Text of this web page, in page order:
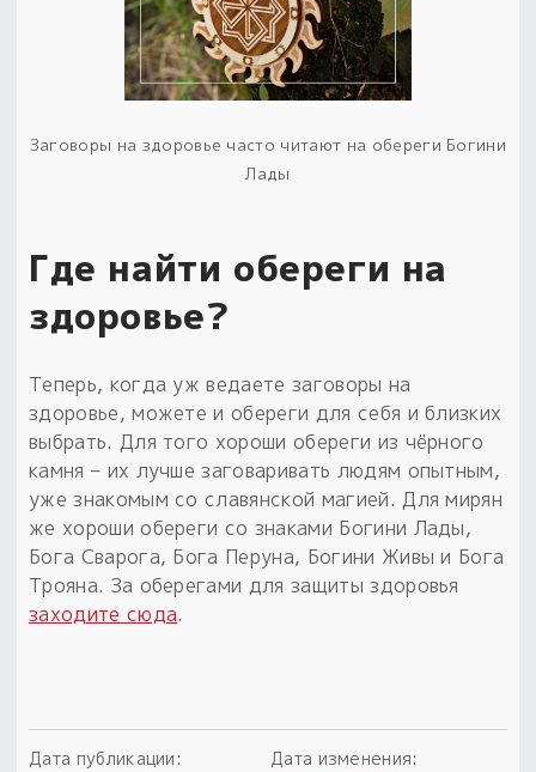
Заговоры на здоровье часто читают на обереги Богини
Лады
Где найти обереги на
здоровье?
Теперь, когда уж ведаете заговоры на
здоровье, можете и обереги для себя и близких
выбрать. Для того хороши обереги из чёрного
камня – их лучше заговаривать людям опытным,
уже знакомым со славянской магией. Для мирян
же хороши обереги со знаками Богини Лады,
Бога Сварога, Бога Перуна, Богини Живы и Бога
Трояна. За оберегами для защиты здоровья
заходите сюда.
Дата публикации:
Дата изменения: